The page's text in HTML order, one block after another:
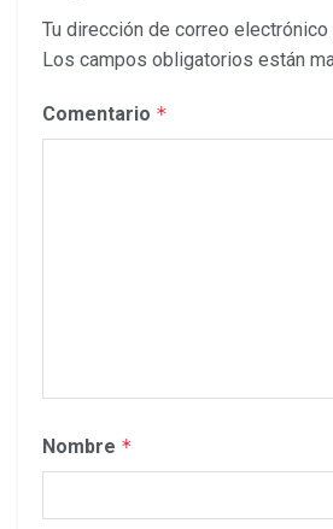
Tu dirección de correo electrónico
Los campos obligatorios están
Comentario *
Nombre *